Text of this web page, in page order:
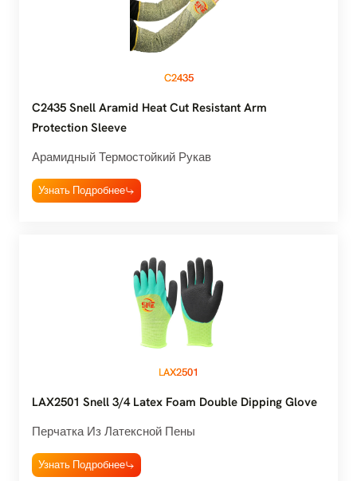
C2435
C2435 Snell Aramid Heat Cut Resistant Arm
Protection Sleeve
Арамидный Термостойкий Рукав
Узнать Подробнее
LAX2501
LAX2501 Snell 3/4 Latex Foam Double Dipping Glove
Перчатка Из Латексной Пены
Узнать Подробнее